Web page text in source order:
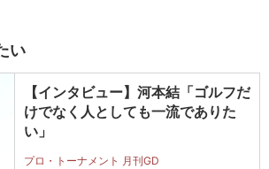
い
【インタビュー】河本結「ゴルフだ
けでなく人としても一流でありた
い」
プロ・トーナメント 月刊GD